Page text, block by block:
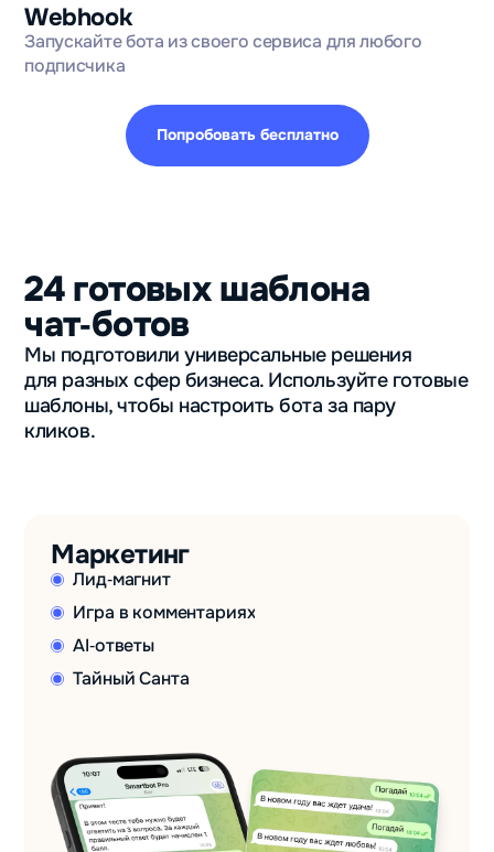
Webhook
Запускайте бота из своего сервиса для любого
подписчика
Попробовать бесплатно
24 готовых шаблона
чат‑ботов
Мы подготовили универсальные решения
для разных сфер бизнеса. Используйте готовые
шаблоны, чтобы настроить бота за пару
кликов.
Маркетинг
Лид‑магнит
Игра в комментариях
AI‑ответы
Тайный Санта